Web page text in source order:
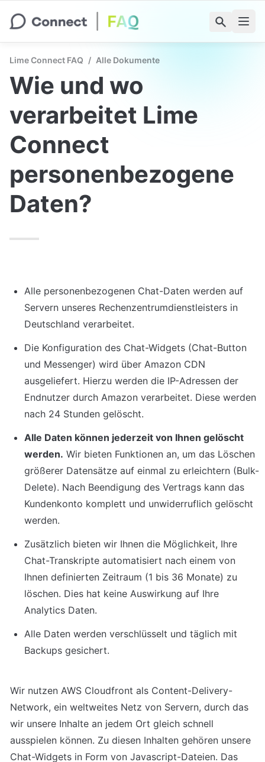
Lime Connect FAQ / Alle Dokumente
Wie und wo
verarbeitet Lime
Connect
personenbezogene
Daten?
Alle personenbezogenen Chat-Daten werden auf
Servern unseres Rechenzentrumdienstleisters in
Deutschland verarbeitet.
Die Konfiguration des Chat-Widgets (Chat-Button
und Messenger) wird über Amazon CDN
ausgeliefert. Hierzu werden die IP-Adressen der
Endnutzer durch Amazon verarbeitet. Diese werden
nach 24 Stunden gelöscht.
Alle Daten können jederzeit von Ihnen gelöscht
werden. Wir bieten Funktionen an, um das Löschen
größerer Datensätze auf einmal zu erleichtern (Bulk-
Delete). Nach Beendigung des Vertrags kann das
Kundenkonto komplett und unwiderruflich gelöscht
werden.
Zusätzlich bieten wir Ihnen die Möglichkeit, Ihre
Chat-Transkripte automatisiert nach einem von
Ihnen definierten Zeitraum (1 bis 36 Monate) zu
löschen. Dies hat keine Auswirkung auf Ihre
Analytics Daten.
Alle Daten werden verschlüsselt und täglich mit
Backups gesichert.
Wir nutzen AWS Cloudfront als Content-Delivery-
Network, ein weltweites Netz von Servern, durch das
wir unsere Inhalte an jedem Ort gleich schnell
ausspielen können. Zu diesen Inhalten gehören unsere
Chat-Widgets in Form von Javascript-Dateien. Das